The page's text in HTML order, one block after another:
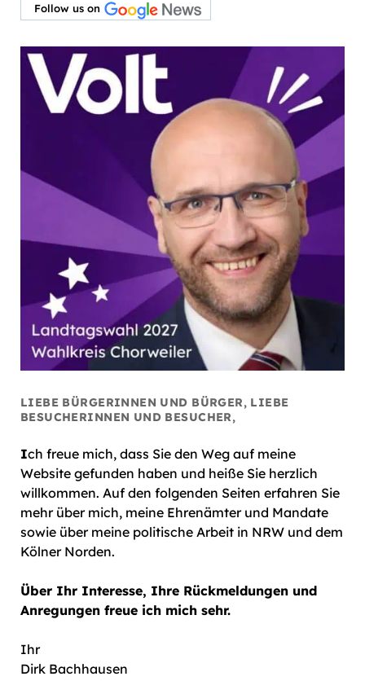
Follow us on
LIEBE BÜRGERINNEN UND BÜRGER, LIEBE
BESUCHERINNEN UND BESUCHER,
Ich freue mich, dass Sie den Weg auf meine
Website gefunden haben und heiße Sie herzlich
willkommen. Auf den folgenden Seiten erfahren Sie
mehr über mich, meine Ehrenämter und Mandate
sowie über meine politische Arbeit in NRW und dem
Kölner Norden.
Über Ihr Interesse, Ihre Rückmeldungen und
Anregungen freue ich mich sehr.
Ihr
Dirk Bachhausen